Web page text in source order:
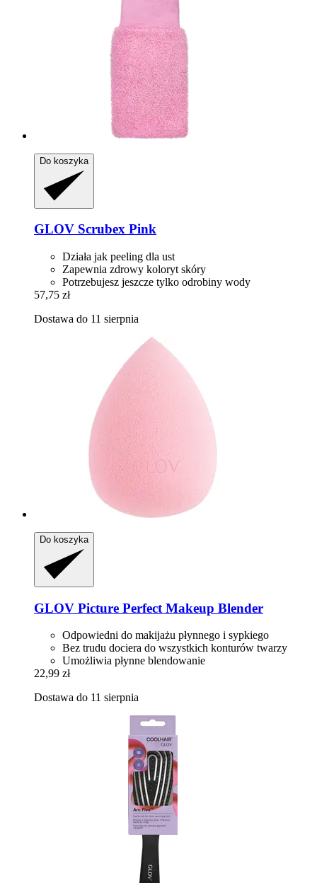
Do koszyka
GLOV Scrubex Pink
Działa jak peeling dla ust
Zapewnia zdrowy koloryt skóry
Potrzebujesz jeszcze tylko odrobiny wody
57,75 zł
Dostawa do 11 sierpnia
Do koszyka
GLOV Picture Perfect Makeup Blender
Odpowiedni do makijażu płynnego i sypkiego
Bez trudu dociera do wszystkich konturów twarzy
Umożliwia płynne blendowanie
22,99 zł
Dostawa do 11 sierpnia